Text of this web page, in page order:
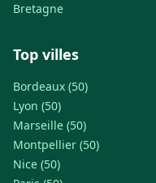
Bretagne
Top villes
Bordeaux (50)
Lyon (50)
Marseille (50)
Montpellier (50)
Nice (50)